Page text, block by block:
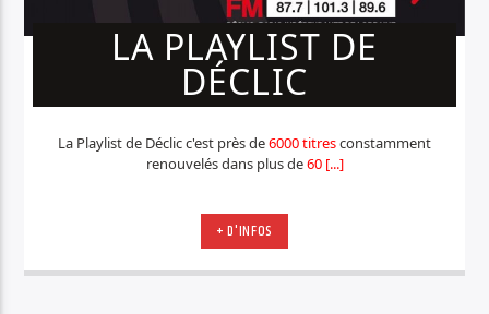
LA PLAYLIST DE
DÉCLIC
La Playlist de Déclic c'est près de6000 titresconstamment
renouvelés dans plus de60 [...]
+ D'INFOS